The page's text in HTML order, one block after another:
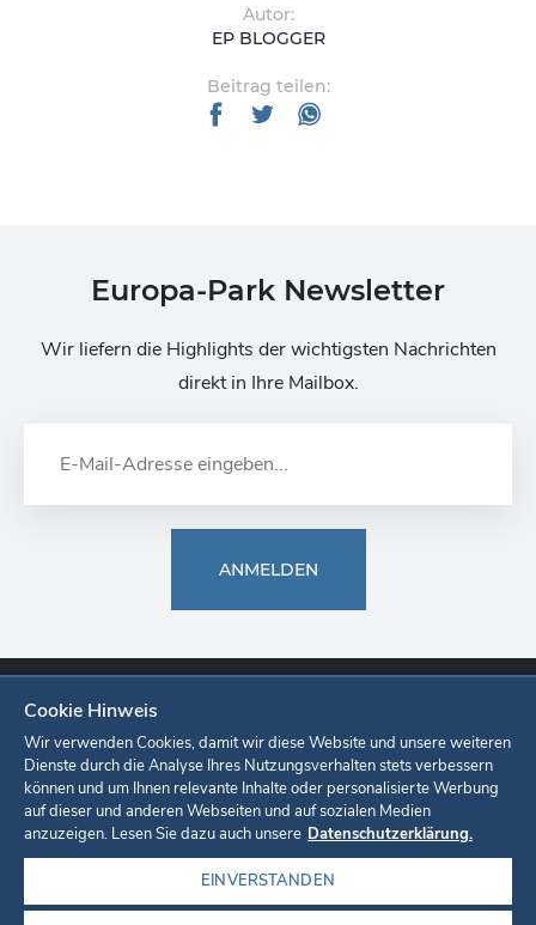
Autor:
EP BLOGGER
Beitrag teilen:
Europa-Park Newsletter
Wir liefern die Highlights der wichtigsten Nachrichten
direkt in Ihre Mailbox.
ANMELDEN
Europa-Park Ticketshop Onlineshop Karriere Unternehmen
Datenschutzerklärung Cookie-Einstellungen Impressum
Cookie Hinweis
Wir verwenden Cookies, damit wir diese Website und unsere weiteren
Dienste durch die Analyse Ihres Nutzungsverhalten stets verbessern
können und um Ihnen relevante Inhalte oder personalisierte Werbung
auf dieser und anderen Webseiten und auf sozialen Medien
anzuzeigen. Lesen Sie dazu auch unsere Datenschutzerklärung.
EINVERSTANDEN